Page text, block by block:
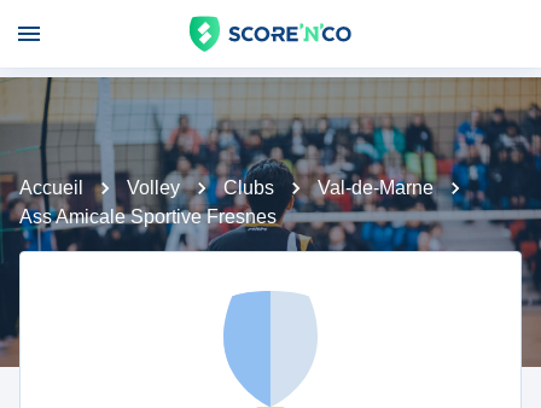
Accueil Volley Clubs
Val-de-Marne
Ass Amicale Sportive Fresnes